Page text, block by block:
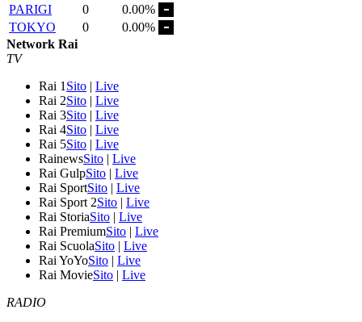
PARIGI
0
0.00%
TOKYO
0
0.00%
Network Rai
TV
Rai 1 Sito | Live
Rai 2Sito | Live
Rai 3Sito | Live
Rai 4Sito | Live
Rai 5Sito | Live
RainewsSito | Live
Rai GulpSito | Live
Rai SportSito | Live
Rai Sport 2Sito | Live
Rai StoriaSito | Live
Rai PremiumSito | Live
Rai ScuolaSito | Live
Rai YoYoSito | Live
Rai MovieSito | Live
RADIO